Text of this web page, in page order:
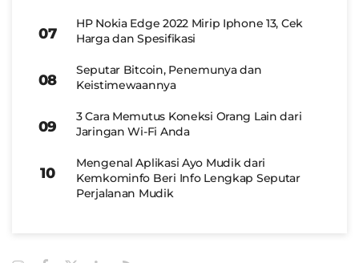
HP Nokia Edge 2022 Mirip Iphone 13, Cek
Harga dan Spesifikasi
Seputar Bitcoin, Penemunya dan
Keistimewaannya
3 Cara Memutus Koneksi Orang Lain dari
Jaringan Wi-Fi Anda
Mengenal Aplikasi Ayo Mudik dari
Kemkominfo Beri Info Lengkap Seputar
Perjalanan Mudik